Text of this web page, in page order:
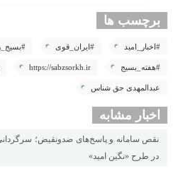
برچسب ها
#اخبار_امید #ایران_قوی
#هفته_بسیج https://sabzsorkh.ir
عبدالمهدی حق شناس
اخبار مشابه
نقص سامانه و پاسخ‌های ضدونقیض؛
در طرح «نگین امید»